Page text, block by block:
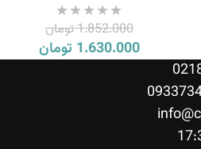
1.852.000تومان
1.630.000 تومان